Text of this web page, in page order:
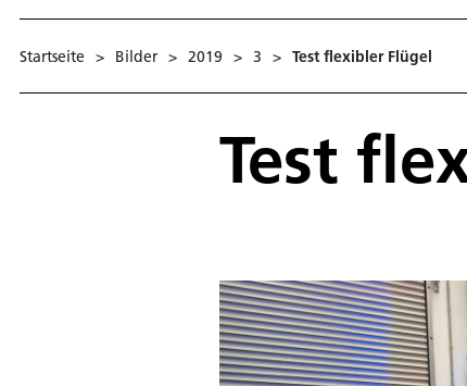
Startseite > Bilder > 2019 > 3 > Test flexibler Flügel
Test